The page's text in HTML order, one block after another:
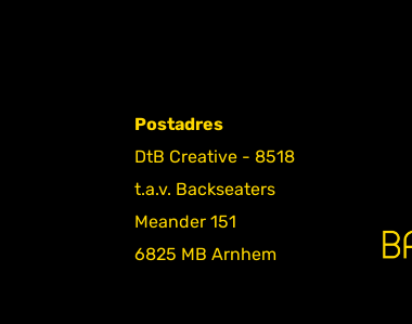
Postadres
DtB Creative - 8518
t.a.v. Backseaters
Meander 151
6825 MB Arnhem